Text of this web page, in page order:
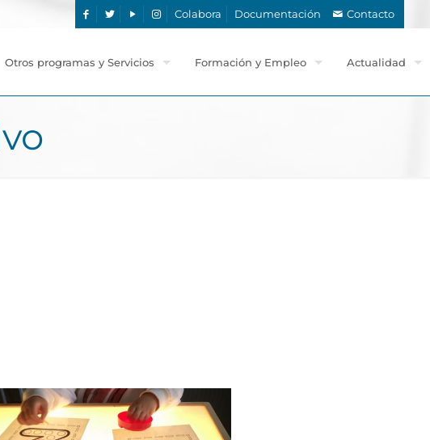
Contacto
Colabora Documentación
Otros programas y Servicios Formación y Empleo Actualidad